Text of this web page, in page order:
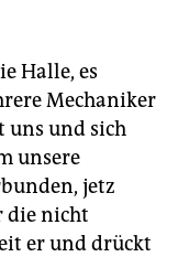
Halle, es
Mechaniker
uns und sich
unsere
jetz
die nicht
er und drückt